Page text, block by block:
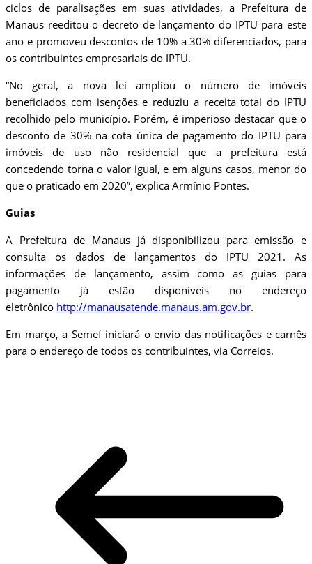
ciclos de paralisações em suas atividades, a Prefeitura de
Manaus reeditou o decreto de lançamento do IPTU para este
ano e promoveu descontos de 10% a 30% diferenciados, para
os contribuintes empresariais do IPTU.
“No geral, a nova lei ampliou o número de imóveis
beneficiados com isenções e reduziu a receita total do IPTU
recolhido pelo município. Porém, é imperioso destacar que o
desconto de 30% na cota única de pagamento do IPTU para
imóveis de uso não residencial que a prefeitura está
concedendo torna o valor igual, e em alguns casos, menor do
que o praticado em 2020”, explica Armínio Pontes.
Guias
A Prefeitura de Manaus já disponibilizou para emissão e
consulta os dados de lançamentos do IPTU 2021. As
informações de lançamento, assim como as guias para
pagamento já estão disponíveis no endereço
eletrônico http://manausatende.manaus.am.gov.br.
Em março, a Semef iniciará o envio das notificações e carnês
para o endereço de todos os contribuintes, via Correios.